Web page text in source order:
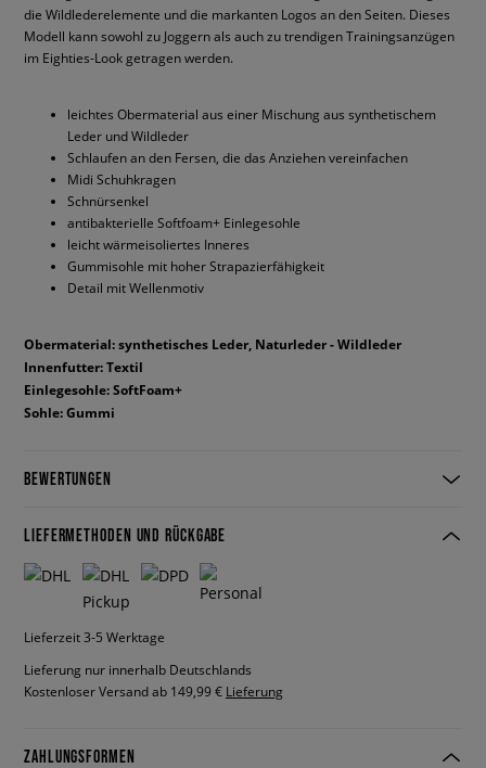
die Wildlederelemente und die markanten Logos an den Seiten. Dieses
Modell kann sowohl zu Joggern als auch zu trendigen Trainingsanzügen
im Eighties-Look getragen werden.
leichtes Obermaterial aus einer Mischung aus synthetischem
Leder und Wildleder
Schlaufen an den Fersen, die das Anziehen vereinfachen
Midi Schuhkragen
Schnürsenkel
antibakterielle Softfoam+ Einlegesohle
leicht wärmeisoliertes Inneres
Gummisohle mit hoher Strapazierfähigkeit
Detail mit Wellenmotiv
Obermaterial: synthetisches Leder, Naturleder - Wildleder
Innenfutter: Textil
Einlegesohle: SoftFoam+
Sohle: Gummi
BEWERTUNGEN
LIEFERMETHODEN UND RÜCKGABE
Lieferzeit 3-5 Werktage
Lieferung nur innerhalb Deutschlands
Kostenloser Versand ab 149,99 € Lieferung
ZAHLUNGSFORMEN